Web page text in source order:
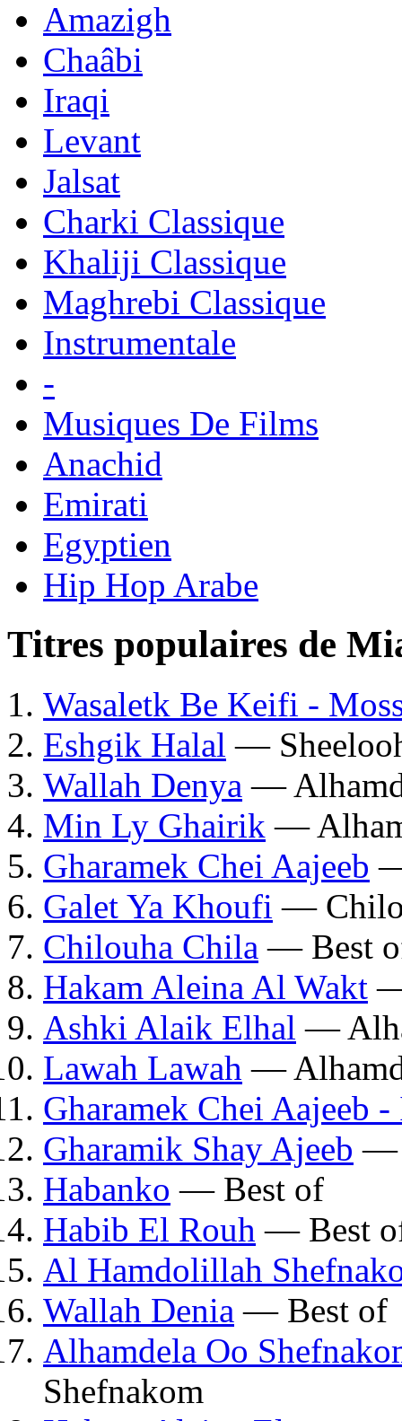
Amazigh
Chaâbi
Iraqi
Levant
Jalsat
Charki Classique
Khaliji Classique
Maghrebi Classique
Instrumentale
-
Musiques De Films
Anachid
Emirati
Egyptien
Hip Hop Arabe
Titres populaires de
Wasaletk Be Keifi -
Eshgik Halal —
Wallah Denya —
Min Ly Ghairik —
Gharamek Chei Aajeeb
Galet Ya Khoufi —
Chilouha Chila — Best
Hakam Aleina Al Wakt
Ashki Alaik Elhal —
Lawah Lawah —
Gharamek Chei Aajeeb
Gharamik Shay Ajeeb —
Habanko — Best of
Habib El Rouh — Best
Al Hamdolillah
Wallah Denia — Best of
Alhamdela Oo
Shefnakom